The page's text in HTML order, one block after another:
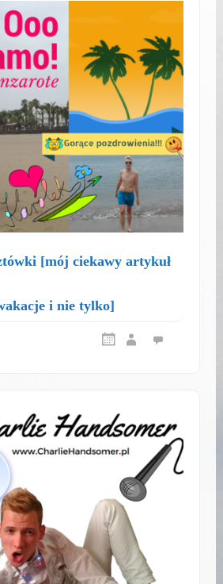
[mój ciekawy artykuł
i nie tylko]